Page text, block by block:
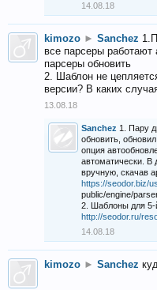
14.08.18
kimozo ► Sanchez
все парсеры работают
парсеры обновить
2. Шаблон не
версии? В каких
13.08.18
Sanchez 1. Пару
обновить,
опция
автоматически. В
вручную, скачав
https://seodor.biz/
public/engine/
2. Шаблоны для 5-
http://seodor.ru/
14.08.18
kimozo ► Sanchez